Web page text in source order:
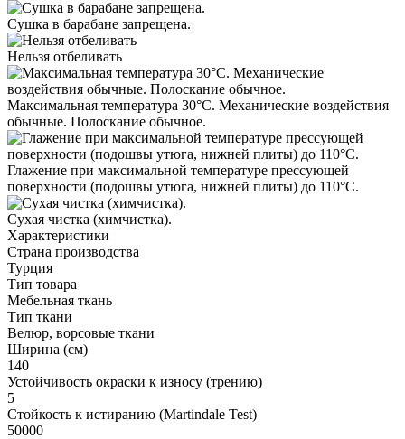
Сушка в барабане запрещена.
Нельзя отбеливать
Максимальная температура 30°С. Механические воздействия
обычные. Полоскание обычное.
Глажение при максимальной температуре прессующей
поверхности (подошвы утюга, нижней плиты) до 110°С.
Cухая чистка (химчистка).
Характеристики
Страна производства
Турция
Тип товара
Мебельная ткань
Тип ткани
Велюр, ворсовые ткани
Ширина (см)
140
Устойчивость окраски к износу (трению)
5
Стойкость к истиранию (Martindale Test)
50000